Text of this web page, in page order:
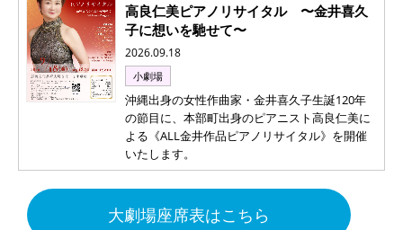
高良仁美ピアノリサイタル 〜金井喜久
子に想いを馳せて〜
2026.09.18
小劇場
沖縄出身の女性作曲家・金井喜久子生誕120年
の節目に、本部町出身のピアニスト高良仁美に
よる《ALL金井作品ピアノリサイタル》を開催
いたします。
大劇場座席表はこちら